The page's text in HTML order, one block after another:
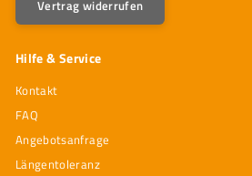
Vertrag widerrufen
Hilfe & Service
Kontakt
FAQ
Angebotsanfrage
Längentoleranz